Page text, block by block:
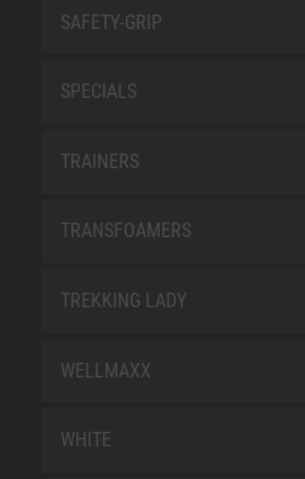
SAFETY-GRIP
SPECIALS
TRAINERS
TRANSFOAMERS
TREKKING LADY
WELLMAXX
WHITE